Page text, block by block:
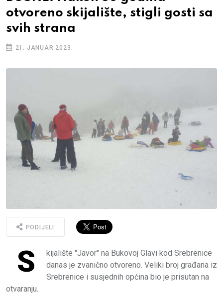
otvoreno skijalište, stigli gosti sa
svih strana
21. JANUAR 2023.
PODIJELI
S
kijalište "Javor" na Bukovoj Glavi kod Srebrenice
danas je zvanično otvoreno. Veliki broj građana iz
Srebrenice i susjednih općina bio je prisutan na
otvaranju.